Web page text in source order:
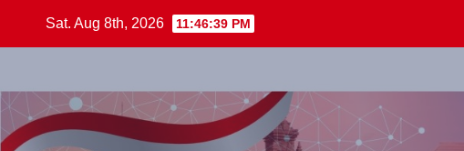
Sat. Aug 8th, 2026 11:46:40 PM